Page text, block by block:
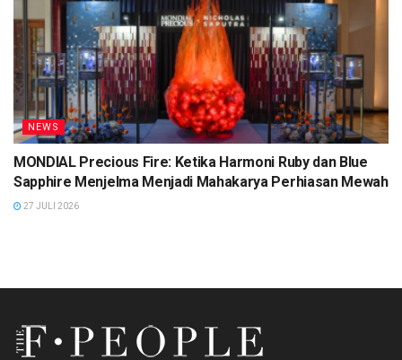
NEWS
MONDIAL Precious Fire: Ketika Harmoni Ruby dan Blue
Sapphire Menjelma Menjadi Mahakarya Perhiasan Mewah
27 JULI 2026